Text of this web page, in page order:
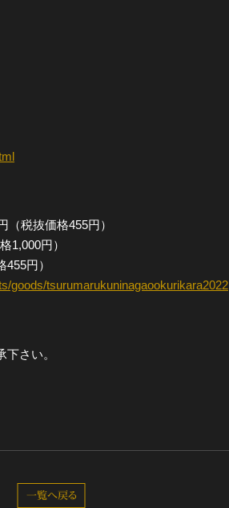
税抜価格455円）
1,000円）
円）
goods/tsurumarukuninagaookurikara2022
さい。
一覧へ戻る